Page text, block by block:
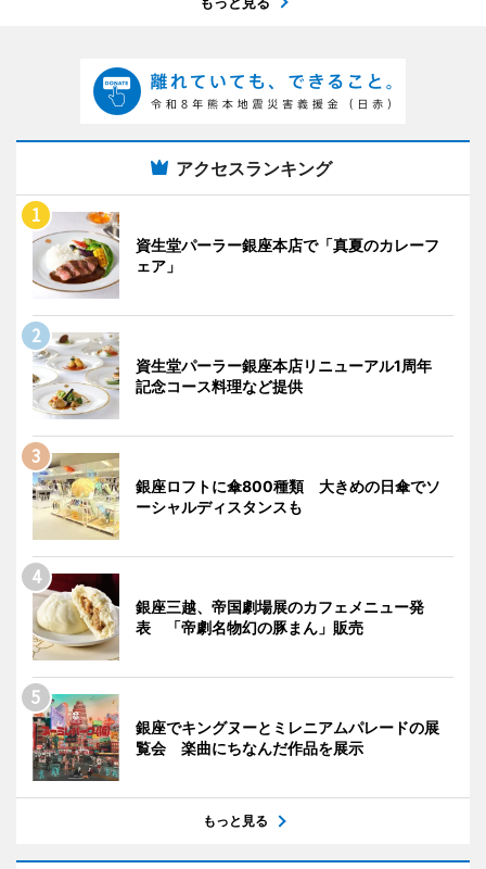
アクセスランキング
資生堂パーラー銀座本店で「真夏のカレーフ
ェア」
資生堂パーラー銀座本店リニューアル1周年
記念コース料理など提供
銀座ロフトに傘800種類 大きめの日傘でソ
ーシャルディスタンスも
銀座三越、帝国劇場展のカフェメニュー発
表 「帝劇名物幻の豚まん」販売
銀座でキングヌーとミレニアムパレードの展
覧会 楽曲にちなんだ作品を展示
もっと見る